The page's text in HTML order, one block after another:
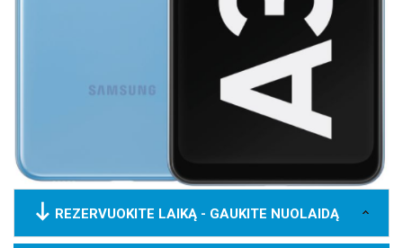
REZERVUOKITE LAIKĄ - GAUKITE NUOLAIDĄ